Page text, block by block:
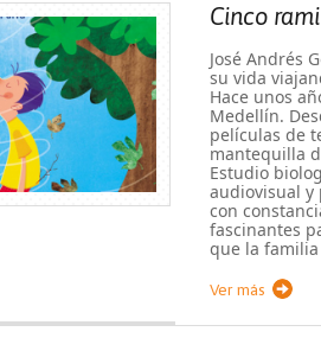
Cinco
José Andrés
su vida
Hace unos
Medellín.
películas de
mantequilla
Estudio
audiovisual y
con
fascinantes
que la
Ver más